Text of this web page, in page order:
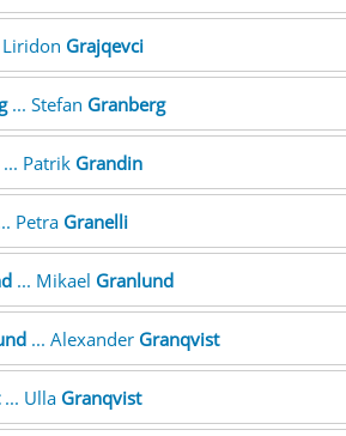
Liridon Grajqevci
... Stefan Granberg
... Patrik Grandin
Petra Granelli
... Mikael Granlund
... Alexander Granqvist
... Ulla Granqvist